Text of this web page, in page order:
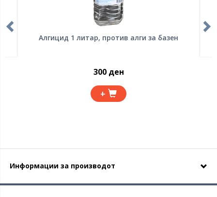
Алгицид 1 литар, против алги за базен
300 ден
+
Информации за производот